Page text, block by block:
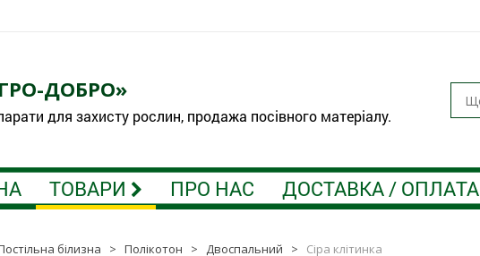
ДОБРО»
для захисту рослин, продажа посівного матеріалу.
ТОВАРИ ПРО НАС ДОСТАВКА / ОПЛАТА
білизна > Полікотон > Двоспальний > Сіра клітинка